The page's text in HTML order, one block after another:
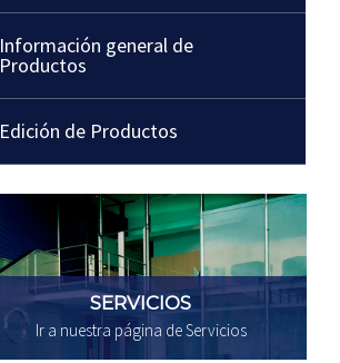
Información general de
Productos
Edición de Productos
SERVICIOS
Ir a nuestra página de Servicios